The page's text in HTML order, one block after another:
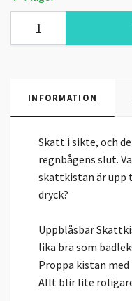
INFORMATION
Skatt i sikte, och
regnbågens slut.
skattkistan är upp
dryck?
Uppblåsbar
lika bra som
Proppa kistan
Allt blir lite